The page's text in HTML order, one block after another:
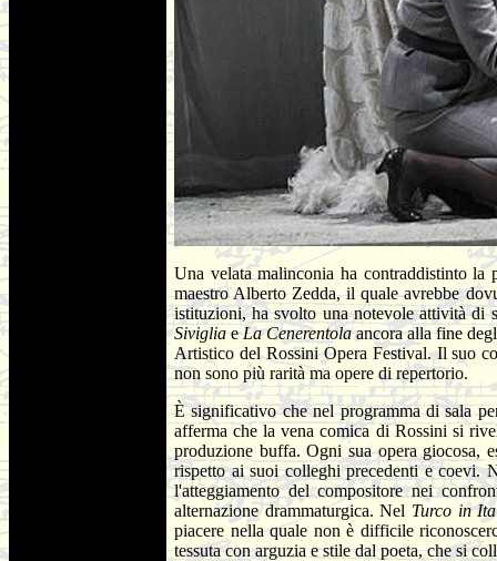
Una velata malinconia ha contraddistinto la
maestro Alberto Zedda, il quale avrebbe
istituzioni, ha svolto una notevole attività
SivigliaeLa Cenerentolaancora alla fine
Artistico del Rossini Opera Festival. Il suo
non sono più rarità ma opere di repertorio.
È significativo che nel programma di sala
afferma che la vena comica di Rossini si
produzione buffa. Ogni sua opera giocosa,
rispetto ai suoi colleghi precedenti e coevi.
l'atteggiamento del compositore nei
alternazione drammaturgica. Nel Turco in
piacere nella quale non è difficile
tessuta con arguzia e stile dal poeta, che si